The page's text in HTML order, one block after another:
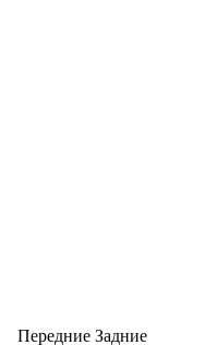
Передние Задние